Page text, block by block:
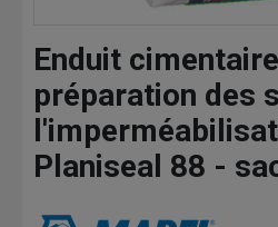
Enduit
préparation des
Planiseal 88 -